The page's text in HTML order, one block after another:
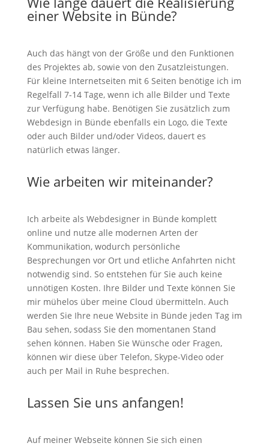
einer Website in Bünde?
Auch das hängt von der Größe und den Funktionen
des Projektes ab, sowie von den Zusatzleistungen.
Für kleine Internetseiten mit 6 Seiten benötige ich im
Regelfall 7-14 Tage, wenn ich alle Bilder und Texte
zur Verfügung habe. Benötigen Sie zusätzlich zum
Webdesign in Bünde ebenfalls ein Logo, die Texte
oder auch Bilder und/oder Videos, dauert es
natürlich etwas länger.
Wie arbeiten wir miteinander?
Ich arbeite als Webdesigner in Bünde komplett
online und nutze alle modernen Arten der
Kommunikation, wodurch persönliche
Besprechungen vor Ort und etliche Anfahrten nicht
notwendig sind. So entstehen für Sie auch keine
unnötigen Kosten. Ihre Bilder und Texte können Sie
mir mühelos über meine Cloud übermitteln. Auch
werden Sie Ihre neue Website in Bünde jeden Tag im
Bau sehen, sodass Sie den momentanen Stand
sehen können. Haben Sie Wünsche oder Fragen,
können wir diese über Telefon, Skype-Video oder
auch per Mail in Ruhe besprechen.
Lassen Sie uns anfangen!
Auf meiner Webseite können Sie sich einen